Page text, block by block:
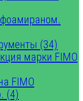
(34)
марки FIMO
FIMO
(4)